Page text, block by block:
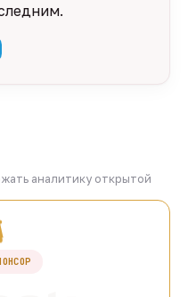
аналитику открытой